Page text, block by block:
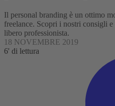
Il personal branding è un ottimo
freelance. Scopri i nostri consigli
libero professionista.
18 NOVEMBRE 2019
6' di lettura